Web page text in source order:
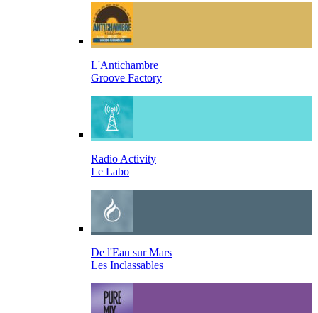
L'Antichambre
Groove Factory
Radio Activity
Le Labo
De l'Eau sur Mars
Les Inclassables